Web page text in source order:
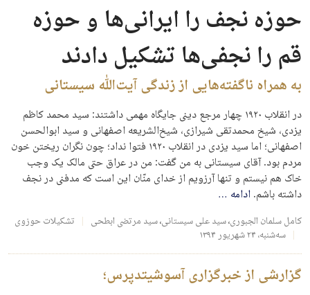
حوزه نجف را ایرانی‌ها و حوزه
قم را نجفی‌ها تشکیل دادند
به همراه ناگفته‌هایی از زندگی آیت‌الله سیستانی
در انقلاب ۱۹۲۰ چهار مرجع دینی جایگاه مهمی داشتند: سید محمد کاظم
یزدی، شیخ محمدتقی شیرازی، شیخ‌الشریعه اصفهانی و سید ابوالحسن
اصفهانی؛ اما سید یزدی در انقلاب ۱۹۲۰ فتوا نداد؛ چون نگران ریختن خون
مردم بود. آقای سیستانی به من ‌گفت: من در عراق حتی مالک یک وجب
خاک هم نیستم و تنها آرزویم از خدای منّان این است که مدفنی در نجف
داشته باشم.ادامه …
کامل سلمان الجبوری،سید علی سیستانی،سید مرتضی ابطحی
تشکیلات حوزوی
سه‌شنبه، ۲۴ شهریور ۱۳۹۴
گزارشی از خبرگزاری آسوشیتدپرس؛